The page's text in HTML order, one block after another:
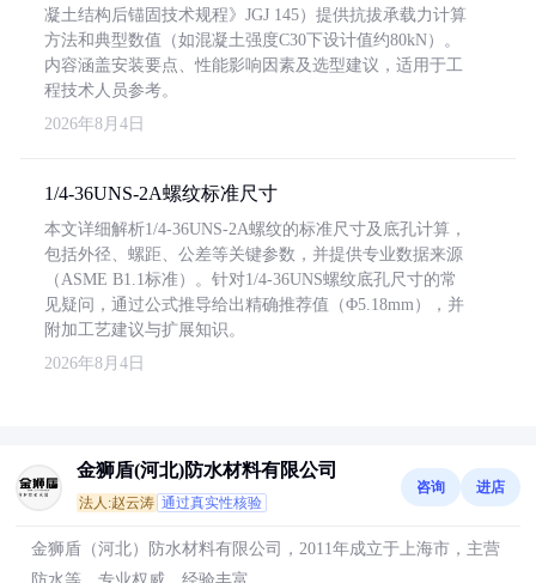
凝土结构后锚固技术规程》JGJ 145）提供抗拔承载力计算
方法和典型数值（如混凝土强度C30下设计值约80kN）。
内容涵盖安装要点、性能影响因素及选型建议，适用于工
程技术人员参考。
2026年8月4日
1/4-36UNS-2A螺纹标准尺寸
本文详细解析1/4-36UNS-2A螺纹的标准尺寸及底孔计算，
包括外径、螺距、公差等关键参数，并提供专业数据来源
（ASME B1.1标准）。针对1/4-36UNS螺纹底孔尺寸的常
见疑问，通过公式推导给出精确推荐值（Φ5.18mm），并
附加工艺建议与扩展知识。
2026年8月4日
金狮盾(河北)防水材料有限公司
法人:赵云涛 通过真实性核验
咨询 进店
金狮盾（河北）防水材料有限公司，2011年成立于上海市，主营